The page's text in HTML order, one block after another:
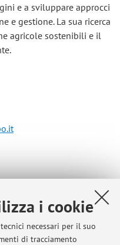
i cookie
necessari per il suo
di tracciamento
e a sviluppare approcci
e gestione. La sua ricerca
agricole sostenibili e il
Agro-Alimentari
mappa